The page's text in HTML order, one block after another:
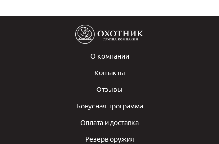
О компании
Контакты
Отзывы
Бонусная программа
Оплата и доставка
Резерв оружия